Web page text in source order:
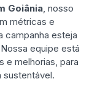
Goiânia , nosso
métricas e
campanha esteja
equipe está
e melhorias, para